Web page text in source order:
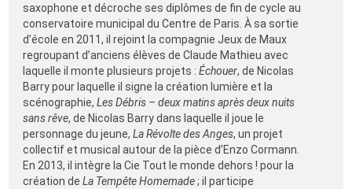
saxophone et décroche ses diplômes de fin de cycle au
conservatoire municipal du Centre de Paris. À sa sortie
d’école en 2011, il rejoint la compagnie Jeux de Maux
regroupant d’anciens élèves de Claude Mathieu avec
laquelle il monte plusieurs projets :Échouer, de Nicolas
Barry pour laquelle il signe la création lumière et la
scénographie,Les Débris – deux matins après deux nuits
sans rêve, de Nicolas Barry dans laquelle il joue le
personnage du jeune,La Révolte des Anges, un projet
collectif et musical autour de la pièce d’Enzo Cormann.
En 2013, il intègre la Cie Tout le monde dehors ! pour la
création deLa Tempête Homemade; il participe